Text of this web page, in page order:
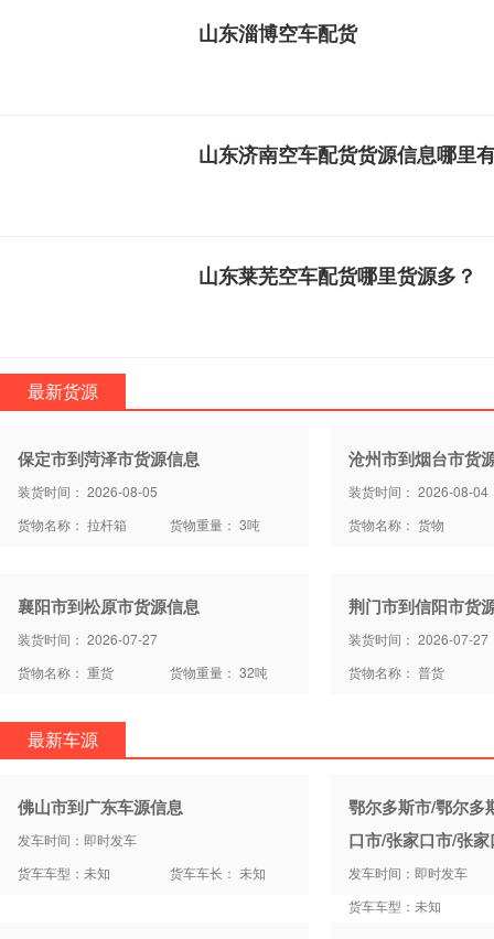
山东淄博空车配货
山东济南空车配货货源信息哪里
山东莱芜空车配货哪里货源多？
最新货源
保定市到菏泽市货源信息
装货时间： 2026-08-05
货物名称： 拉杆箱
货物重量： 3吨
沧州市到烟台市货
装货时间： 2026-08-04
货物名称： 货物
襄阳市到松原市货源信息
装货时间： 2026-07-27
货物名称： 重货
货物重量： 32吨
荆门市到信阳市货
装货时间： 2026-07-27
货物名称： 普货
最新车源
佛山市到广东车源信息
发车时间：即时发车
货车车型：未知
货车车长： 未知
鄂尔多斯市/鄂尔多
口市/张家口市/张
发车时间：即时发车
货车车型：未知